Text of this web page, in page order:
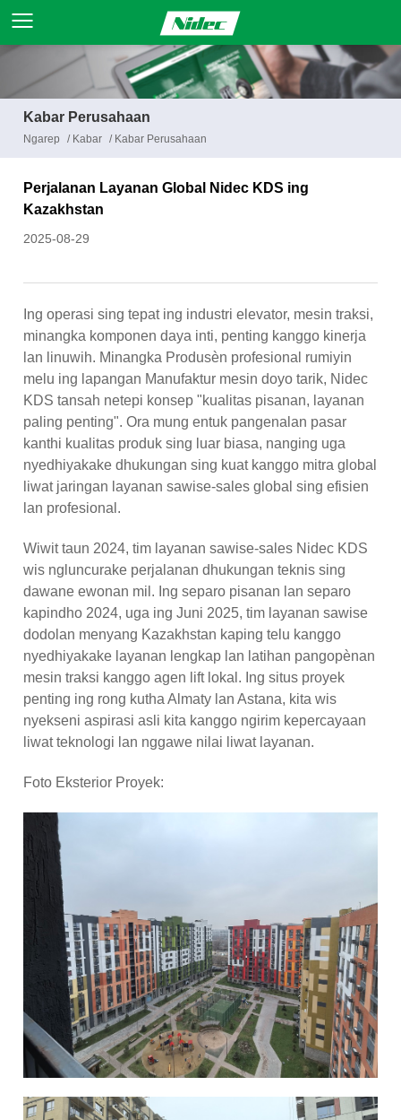
Kabar Perusahaan
Ngarep / Kabar / Kabar Perusahaan
Perjalanan Layanan Global Nidec KDS ing
Kazakhstan
2025-08-29
Ing operasi sing tepat ing industri elevator, mesin traksi,
minangka komponen daya inti, penting kanggo kinerja
lan linuwih. Minangka Produsèn profesional rumiyin
melu ing lapangan Manufaktur mesin doyo tarik, Nidec
KDS tansah netepi konsep "kualitas pisanan, layanan
paling penting". Ora mung entuk pangenalan pasar
kanthi kualitas produk sing luar biasa, nanging uga
nyedhiyakake dhukungan sing kuat kanggo mitra global
liwat jaringan layanan sawise-sales global sing efisien
lan profesional.
Wiwit taun 2024, tim layanan sawise-sales Nidec KDS
wis ngluncurake perjalanan dhukungan teknis sing
dawane ewonan mil. Ing separo pisanan lan separo
kapindho 2024, uga ing Juni 2025, tim layanan sawise
dodolan menyang Kazakhstan kaping telu kanggo
nyedhiyakake layanan lengkap lan latihan pangopènan
mesin traksi kanggo agen lift lokal. Ing situs proyek
penting ing rong kutha Almaty lan Astana, kita wis
nyekseni aspirasi asli kita kanggo ngirim kepercayaan
liwat teknologi lan nggawe nilai liwat layanan.
Foto Eksterior Proyek: